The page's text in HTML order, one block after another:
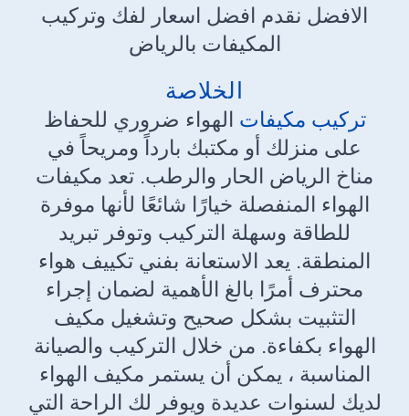
الافضل نقدم افضل اسعار لفك وتركيب
المكيفات بالرياض
الخلاصة
تركيب مكيفات الهواء ضروري للحفاظ
على منزلك أو مكتبك بارداً ومريحاً في
مناخ الرياض الحار والرطب. تعد مكيفات
الهواء المنفصلة خيارًا شائعًا لأنها موفرة
للطاقة وسهلة التركيب وتوفر تبريد
المنطقة. يعد الاستعانة بفني تكييف هواء
محترف أمرًا بالغ الأهمية لضمان إجراء
التثبيت بشكل صحيح وتشغيل مكيف
الهواء بكفاءة. من خلال التركيب والصيانة
المناسبة ، يمكن أن يستمر مكيف الهواء
لديك لسنوات عديدة ويوفر لك الراحة التي